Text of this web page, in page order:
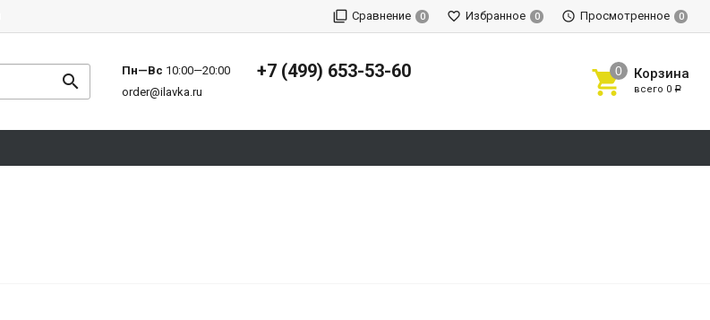
Сравнение 0 Избранное 0 Просмотренное 0
Пн—Вс 10:00—20:00
order@ilavka.ru
+7 (499) 653-53-60 Корзина
всего 0 Р